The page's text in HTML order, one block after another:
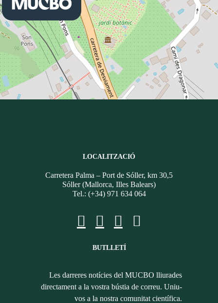
LOCALITZACIÓ
Carretera Palma – Port de Sóller, km 30,5
Sóller (Mallorca, Illes Balears)
Tel.: (+34) 971 634 064
BUTLLETÍ
Les darreres notícies del MUCBO lliurades
directament a la vostra bústia de correu. Uniu-
vos a la nostra comunitat científica.